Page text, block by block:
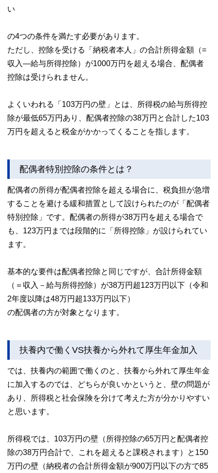
い
の4つの条件を満たす必要があります。
ただし、控除を受ける「納税者本人」の合計所得金額（=
収入―給与所得控除）が1000万円を超える場合、配偶者
控除は受けられません。
よくいわれる「103万円の壁」とは、所得税の給与所得控
除が最低65万円あり、配偶者控除の38万円と合計した103
万円を超えると税金がかかってくることを指します。
配偶者特別控除の条件とは？
配偶者の所得が配偶者控除を超える場合に、税負担が急増
することを避ける緩和措置として設けられたのが「配偶者
特別控除」です。配偶者の所得が38万円を超える場合で
も、123万円までは段階的に「所得控除」が設けられてい
ます。
基本的な要件は配偶者控除と同じですが、合計所得金額
（＝収入－給与所得控除）が38万円超123万円以下（令和
2年度以降は48万円超133万円以下）
の配偶者の方が対象となります。
扶養内で働くVS扶養から外れて厚生年金加入
では、扶養内の範囲で働くのと、扶養から外れて厚生年金
に加入するのでは、どちらが良いかというと、壁の問題が
あり、所得税と社会保険を分けて考えた方が分かりやすい
と思います。
所得税では、103万円の壁（所得控除の65万円と配偶者控
除の38万円合計で、これを超えると課税されます）と150
万円の壁（納税者の合計所得金額が900万円以下の方で85